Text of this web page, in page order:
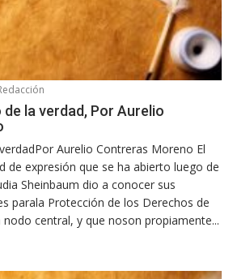
la verdad, Por Aurelio
Aurelio Contreras Moreno El
de expresión que se ha abierto luego de
Sheinbaum dio a conocer sus
parala Protección de los Derechos de
nodo central, y que noson propiamente...